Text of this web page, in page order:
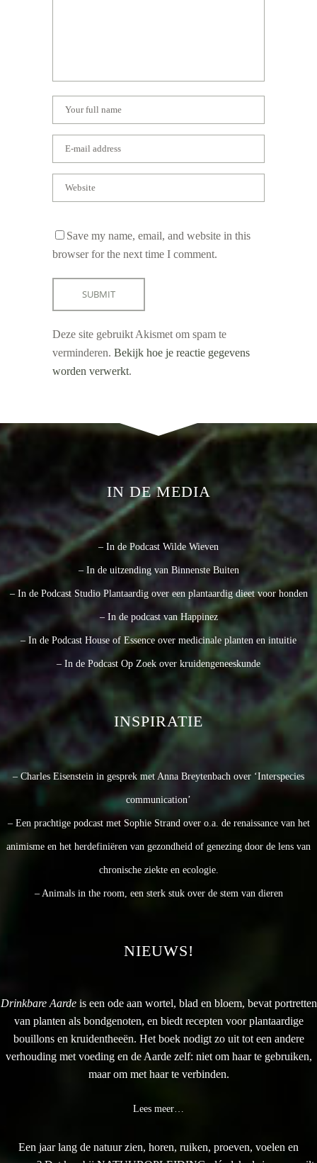
Save my name, email, and website in this
browser for the next time I comment.
Deze site gebruikt Akismet om spam te
verminderen. Bekijk hoe je reactie gegevens
worden verwerkt.
IN DE MEDIA
– In de Podcast Wilde Wieven
– In de uitzending van Binnenste Buiten
– In de Podcast Studio Plantaardig over een plantaardig dieet voor honden
– In de podcast van Happinez
– In de Podcast House of Essence over medicinale planten en intuitie
– In de Podcast Op Zoek over kruidengeneeskunde
INSPIRATIE
– Charles Eisenstein in gesprek met Anna Breytenbach over ‘Interspecies
communication’
– Een prachtige podcast met Sophie Strand over o.a. de renaissance van het
animisme en het herdefiniëren van gezondheid of genezing door de lens van
chronische ziekte en ecologie.
– Animals in the room, een sterk stuk over de stem van dieren
NIEUWS!
Drinkbare Aarde is een ode aan wortel, blad en bloem, bevat portretten
van planten als bondgenoten, en biedt recepten voor plantaardige
bouillons en kruidentheeën. Het boek nodigt zo uit tot een andere
verhouding met voeding en de Aarde zelf: niet om haar te gebruiken,
maar om met haar te verbinden.
Lees meer…
Een jaar lang de natuur zien, horen, ruiken, proeven, voelen en